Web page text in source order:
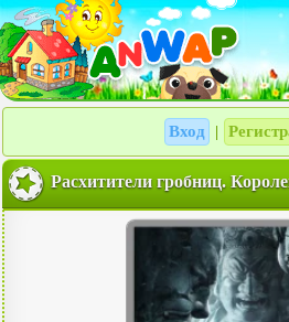
Вход
Расхитители гробниц.